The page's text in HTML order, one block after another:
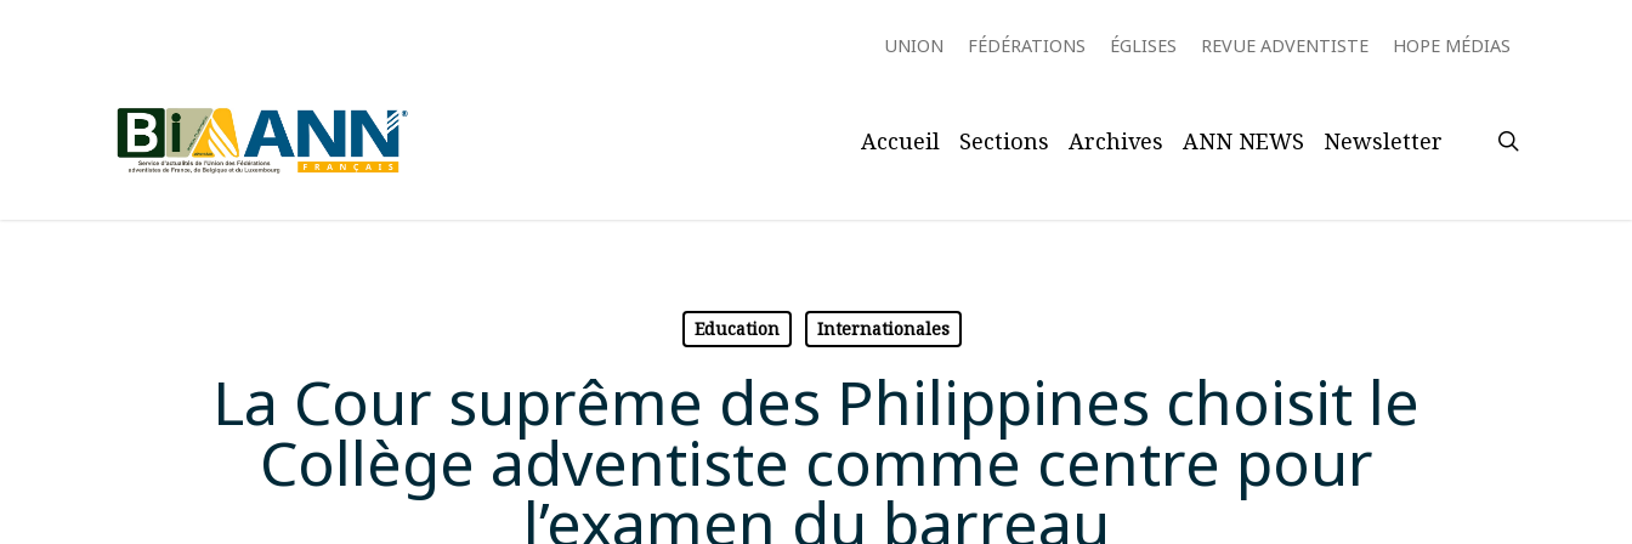
UNION FÉDÉRATIONS ÉGLISES REVUE ADVENTISTE HOPE MÉDIAS
Accueil Sections Archives ANN NEWS Newsletter
Education Internationales
La Cour suprême des Philippines choisit le
Collège adventiste comme centre pour
l’examen du barreau